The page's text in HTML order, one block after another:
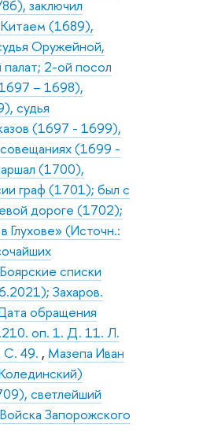
заключил
(1689),
Оружейной,
2-ой посол
– 1698),
судья
(1697 - 1699),
совещаниях (1699 -
(1700),
граф (1701); был с
дороге (1702);
Глухове» (Источн.:
списки
Захаров.
обращения
оп. 1. Д. 11. Л.
С. 49. , Мазепа Иван
светлейший
Запорожского